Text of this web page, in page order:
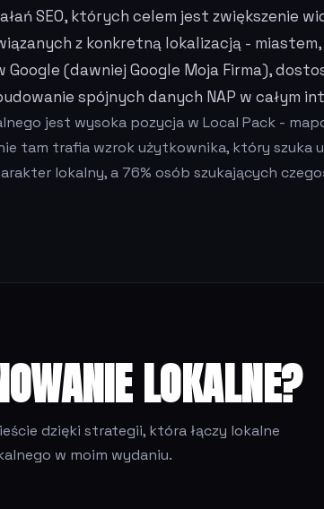
SEO, których celem jest zwiększenie
z konkretną lokalizacją -
(dawniej Google Moja Firma),
spójnych danych NAP w całym
jest wysoka pozycja w Local Pack -
tam trafia wzrok użytkownika, który szuka
lokalny, a 76% osób szukających
LOKALNE?
dzięki strategii, która łączy lokalne
w moim wydaniu.